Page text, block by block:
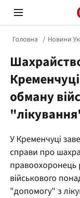
Стоп Політичній
Політика
Головна Новини
обману
У Кременчуці
справи про
правоохоронець
військового
"допомогу" з